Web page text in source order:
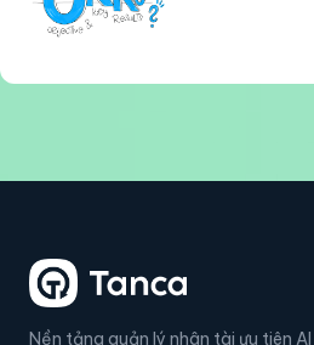
Nền tảng quản lý nhân tài ưu tiên AI